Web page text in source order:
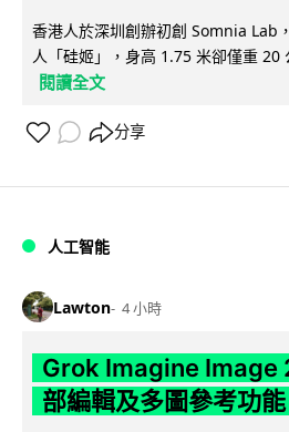
香港人於深圳創辦初創 Somnia Lab
人「硅姬」，身高 1.75 米卻僅重 20
閱讀全文
分享
人工智能
Lawton 4 小時
Grok Imagine Image
部編輯及多圖參考功能